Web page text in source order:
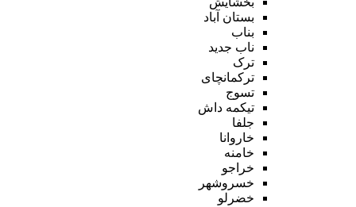
بستان آباد
بناب
ناب جدید
ترک
ترکمانچای
تسوج
تیکمه داش
جلفا
خاروانا
خامنه
خراجو
خسروشهر
خضرلو